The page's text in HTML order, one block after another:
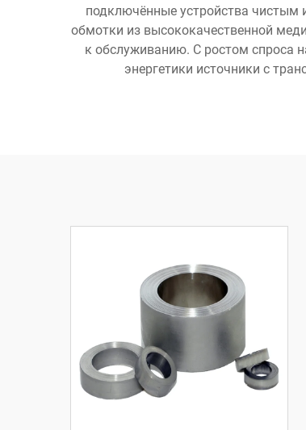
подключённые устройства чистым
обмотки из высококачественной
к обслуживанию. С ростом спроса
энергетики источники с